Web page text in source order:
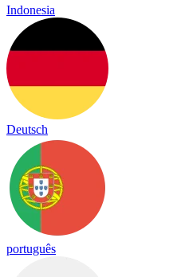
Indonesia
Deutsch
português